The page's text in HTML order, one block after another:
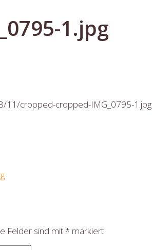
1.jpg
11/cropped-cropped-IMG_0795-1.jpg
Felder sind mit* markiert